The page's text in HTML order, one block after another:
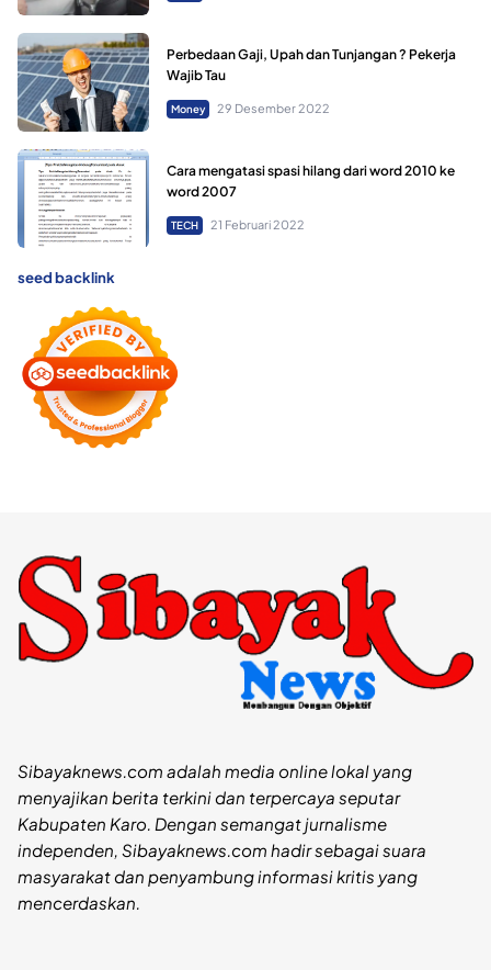
Perbedaan Gaji, Upah dan Tunjangan ? Pekerja
Wajib Tau
Money 29 Desember 2022
Cara mengatasi spasi hilang dari word 2010 ke
word 2007
TECH 21 Februari 2022
seed backlink
Sibayaknews.com adalah media online lokal yang
menyajikan berita terkini dan terpercaya seputar
Kabupaten Karo. Dengan semangat jurnalisme
independen, Sibayaknews.com hadir sebagai suara
masyarakat dan penyambung informasi kritis yang
mencerdaskan.